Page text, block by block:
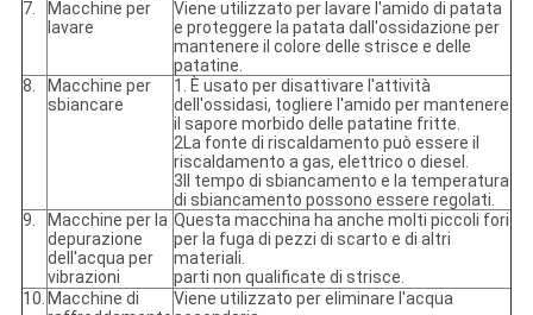
7.
Macchine per
lavare
Viene utilizzato per lavare l'amido di patata
e proteggere la patata dall'ossidazione per
mantenere il colore delle strisce e delle
patatine.
8.
Macchine per
sbiancare
1. È usato per disattivare l'attività
dell'ossidasi, togliere l'amido per mantenere
il sapore morbido delle patatine fritte.
2La fonte di riscaldamento può essere il
riscaldamento a gas, elettrico o diesel.
3Il tempo di sbiancamento e la temperatura
di sbiancamento possono essere regolati.
9.
Macchine per la
depurazione
dell'acqua per
vibrazioni
Questa macchina ha anche molti piccoli fori
per la fuga di pezzi di scarto e di altri
materiali.
parti non qualificate di strisce.
10. Macchine di
Viene utilizzato per eliminare l'acqua